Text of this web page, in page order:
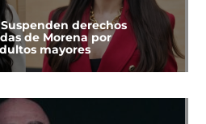
Suspenden derechos
de Morena por
mayores